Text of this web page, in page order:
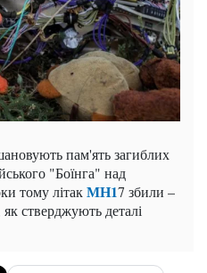
пам'ять загиблих
"Боїнга" над
тому літакМН17 збили –
стверджують деталі